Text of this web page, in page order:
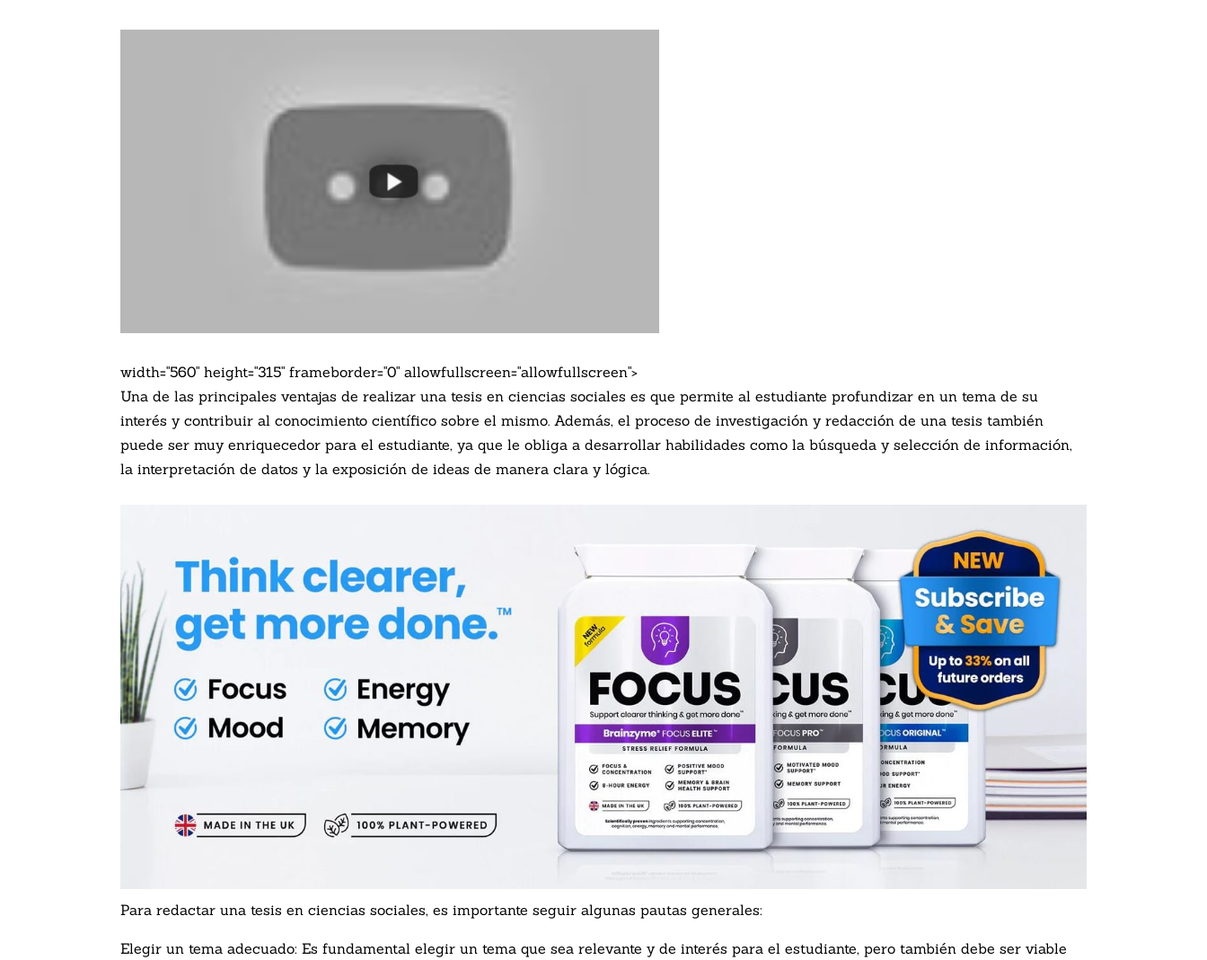
width="560" height="315" frameborder="0" allowfullscreen="allowfullscreen">
Una de las principales ventajas de realizar una tesis en ciencias sociales es que permite al estudiante profundizar en un tema de su
interés y contribuir al conocimiento científico sobre el mismo. Además, el proceso de investigación y redacción de una tesis también
puede ser muy enriquecedor para el estudiante, ya que le obliga a desarrollar habilidades como la búsqueda y selección de información,
la interpretación de datos y la exposición de ideas de manera clara y lógica.
Para redactar una tesis en ciencias sociales, es importante seguir algunas pautas generales:
Elegir un tema adecuado: Es fundamental elegir un tema que sea relevante y de interés para el estudiante, pero también debe ser viable